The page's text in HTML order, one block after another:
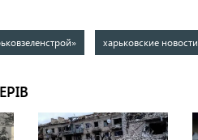
харьковские новости